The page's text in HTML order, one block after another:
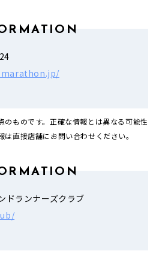
ものです。正確な情報とは異なる可能性
直接店舗にお問い合わせください。
ドランナーズクラブ